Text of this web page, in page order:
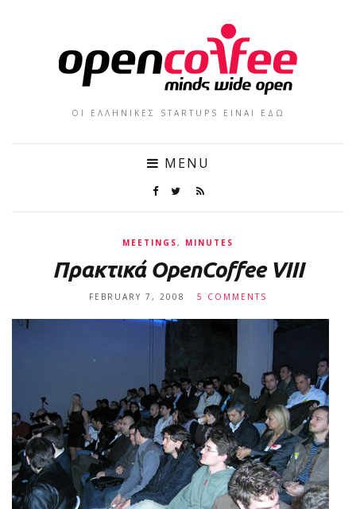
ΟΙ ΕΛΛΗΝΙΚΕΣ STARTUPS ΕΙΝΑΙ ΕΔΩ
MENU
MEETINGS, MINUTES
Πρακτικά OpenCoffee VIII
FEBRUARY 7, 2008 5 COMMENTS